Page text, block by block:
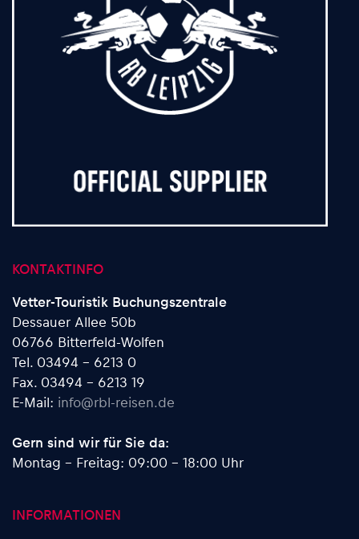
KONTAKTINFO
Vetter-Touristik Buchungszentrale
Dessauer Allee 50b
06766 Bitterfeld-Wolfen
Tel. 03494 - 6213 0
Fax. 03494 - 6213 19
E-Mail: info@rbl-reisen.de
Gern sind wir für Sie da:
Montag - Freitag: 09:00 - 18:00 Uhr
INFORMATIONEN